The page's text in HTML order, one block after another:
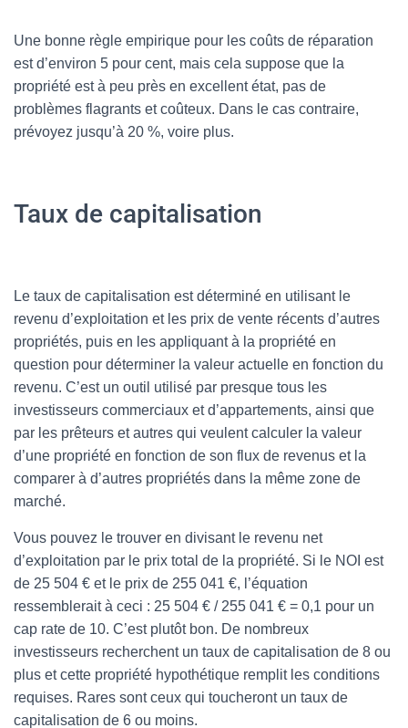
Une bonne règle empirique pour les coûts de réparation
est d’environ 5 pour cent, mais cela suppose que la
propriété est à peu près en excellent état, pas de
problèmes flagrants et coûteux. Dans le cas contraire,
prévoyez jusqu’à 20 %, voire plus.
Taux de capitalisation
Le taux de capitalisation est déterminé en utilisant le
revenu d’exploitation et les prix de vente récents d’autres
propriétés, puis en les appliquant à la propriété en
question pour déterminer la valeur actuelle en fonction du
revenu. C’est un outil utilisé par presque tous les
investisseurs commerciaux et d’appartements, ainsi que
par les prêteurs et autres qui veulent calculer la valeur
d’une propriété en fonction de son flux de revenus et la
comparer à d’autres propriétés dans la même zone de
marché.
Vous pouvez le trouver en divisant le revenu net
d’exploitation par le prix total de la propriété. Si le NOI est
de 25 504 € et le prix de 255 041 €, l’équation
ressemblerait à ceci : 25 504 € / 255 041 € = 0,1 pour un
cap rate de 10. C’est plutôt bon. De nombreux
investisseurs recherchent un taux de capitalisation de 8 ou
plus et cette propriété hypothétique remplit les conditions
requises. Rares sont ceux qui toucheront un taux de
capitalisation de 6 ou moins.